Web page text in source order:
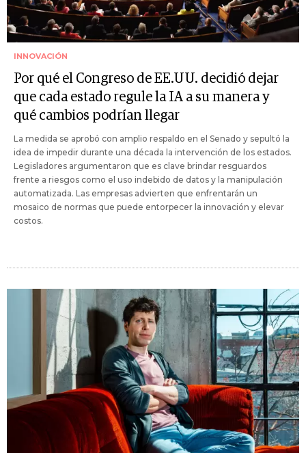
INNOVACIÓN
Por qué el Congreso de EE.UU. decidió dejar
que cada estado regule la IA a su manera y
qué cambios podrían llegar
La medida se aprobó con amplio respaldo en el Senado y sepultó la
idea de impedir durante una década la intervención de los estados.
Legisladores argumentaron que es clave brindar resguardos
frente a riesgos como el uso indebido de datos y la manipulación
automatizada. Las empresas advierten que enfrentarán un
mosaico de normas que puede entorpecer la innovación y elevar
costos.